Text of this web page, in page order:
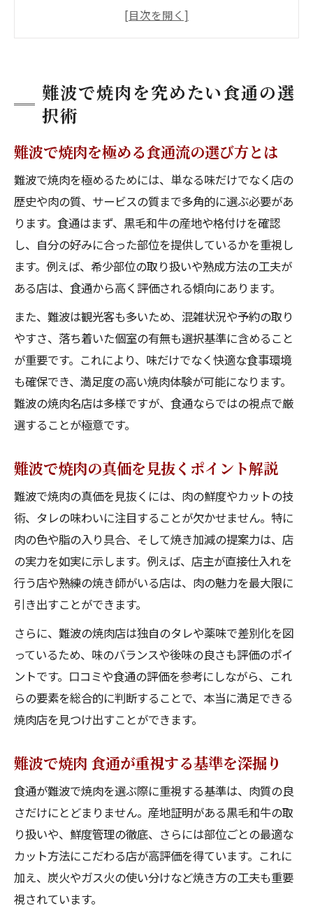
難波で焼肉 食通が重視する基準を深掘り
難波で焼肉 食通ならではの失敗しない選択
難波で焼肉 食通評価の高い隠れた名店とは
食通目線で比べる難波焼肉の極上体験
難波で焼肉 こだわり派が語る店選びの極意
難波で焼肉 食通が現地で比べた驚きのポイ
ント
難波で焼肉 食通同士の比較レポート紹介
難波で焼肉 食通の声で見つける至福の一皿
話題性と格を両立した難波焼肉案内
難波で焼肉 話題性と格を重視した選び方
難波で焼肉 有名人も認めた名店の魅力とは
難波で焼肉 食通が支持する話題の名店特集
難波で焼肉 食通が語る格のある一軒の条件
難波で焼肉 食通注目の“縁起”良い店案内
焼肉好き必見、難波ならではの味と雰囲気
難波で焼肉 一人焼肉や個室の魅力を解説
難波で焼肉 食通が語る黒毛和牛の美味しさ
難波で焼肉 コスパと質のバランス徹底比較
難波で焼肉 食通好みの落ち着いた空間の選
び方
難波で焼肉の真価を知るための基準とは
難波で焼肉 食通流の味評価ポイント解説
難波で焼肉 食通が重視する肉質とタレの関
係
難波で焼肉 個室や雰囲気がもたらす付加価
値
難波で焼肉 食通が納得するアクセス条件と
は
難波で焼肉 食通流に選ぶ用途別の基準まと
め
満足度で選ぶ難波の厳選焼肉体験ガイド
難波で焼肉 食通が満足した体験談を紹介
難波で焼肉 食通流の厳選店利用ガイド
難波で焼肉 利用シーン別の最適な選び方
難波で焼肉を究めたい食通の選
択術
難波で焼肉を極める食通流の選び方とは
難波で焼肉を極めるためには、単なる味だけでなく店の
歴史や肉の質、サービスの質まで多角的に選ぶ必要があ
ります。食通はまず、黒毛和牛の産地や格付けを確認
し、自分の好みに合った部位を提供しているかを重視し
ます。例えば、希少部位の取り扱いや熟成方法の工夫が
ある店は、食通から高く評価される傾向にあります。
また、難波は観光客も多いため、混雑状況や予約の取り
やすさ、落ち着いた個室の有無も選択基準に含めること
が重要です。これにより、味だけでなく快適な食事環境
も確保でき、満足度の高い焼肉体験が可能になります。
難波の焼肉名店は多様ですが、食通ならではの視点で厳
選することが極意です。
難波で焼肉の真価を見抜くポイント解説
難波で焼肉の真価を見抜くには、肉の鮮度やカットの技
術、タレの味わいに注目することが欠かせません。特に
肉の色や脂の入り具合、そして焼き加減の提案力は、店
の実力を如実に示します。例えば、店主が直接仕入れを
行う店や熟練の焼き師がいる店は、肉の魅力を最大限に
引き出すことができます。
さらに、難波の焼肉店は独自のタレや薬味で差別化を図
っているため、味のバランスや後味の良さも評価のポイ
ントです。口コミや食通の評価を参考にしながら、これ
らの要素を総合的に判断することで、本当に満足できる
焼肉店を見つけ出すことができます。
難波で焼肉 食通が重視する基準を深掘り
食通が難波で焼肉を選ぶ際に重視する基準は、肉質の良
さだけにとどまりません。産地証明がある黒毛和牛の取
り扱いや、鮮度管理の徹底、さらには部位ごとの最適な
カット方法にこだわる店が高評価を得ています。これに
加え、炭火やガス火の使い分けなど焼き方の工夫も重要
視されています。